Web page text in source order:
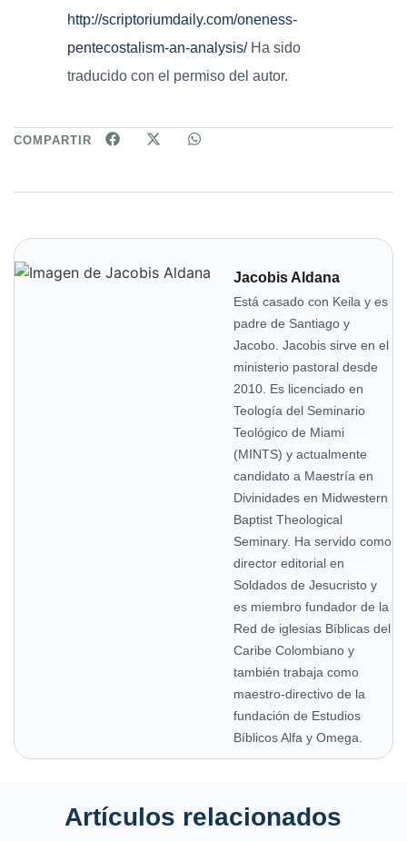
http://scriptoriumdaily.com/oneness-
pentecostalism-an-analysis/Ha sido
traducido con el permiso del autor.
COMPARTIR
Jacobis Aldana
Está casado con Keila y es
padre de Santiago y
Jacobo. Jacobis sirve en el
ministerio pastoral desde
2010. Es licenciado en
Teología del Seminario
Teológico de Miami
(MINTS) y actualmente
candidato a Maestría en
Divinidades en Midwestern
Baptist Theological
Seminary. Ha servido como
director editorial en
Soldados de Jesucristo y
es miembro fundador de la
Red de iglesias Bíblicas del
Caribe Colombiano y
también trabaja como
maestro-directivo de la
fundación de Estudios
Bíblicos Alfa y Omega.
Artículos relacionados